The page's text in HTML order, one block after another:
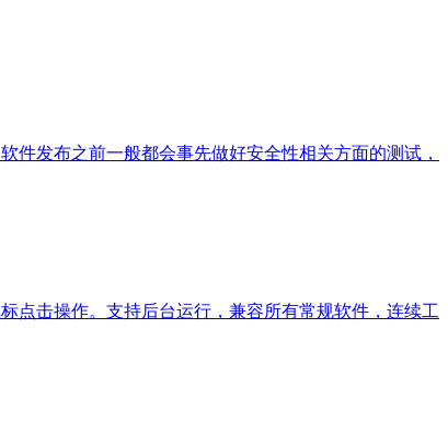
件发布之前一般都会事先做好安全性相关方面的测试，
点击操作。支持后台运行，兼容所有常规软件，连续工